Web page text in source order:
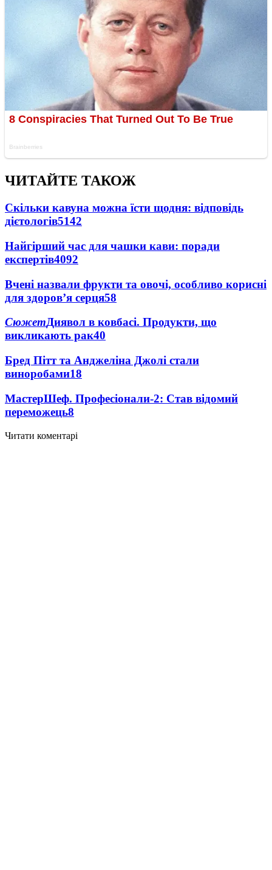
ЧИТАЙТЕ ТАКОЖ
Скільки кавуна можна їсти щодня: відповідь
дієтологів5142
Найгірший час для чашки кави: поради
експертів4092
Вчені назвали фрукти та овочі, особливо корисні
для здоров’я серця58
СюжетДиявол в ковбасі. Продукти, що
викликають рак40
Бред Пітт та Анджеліна Джолі стали
виноробами18
МастерШеф. Професіонали-2: Став відомий
переможець8
Читати коментарі